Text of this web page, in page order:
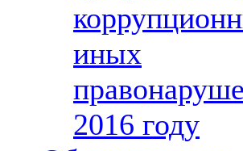
иных
2016 году